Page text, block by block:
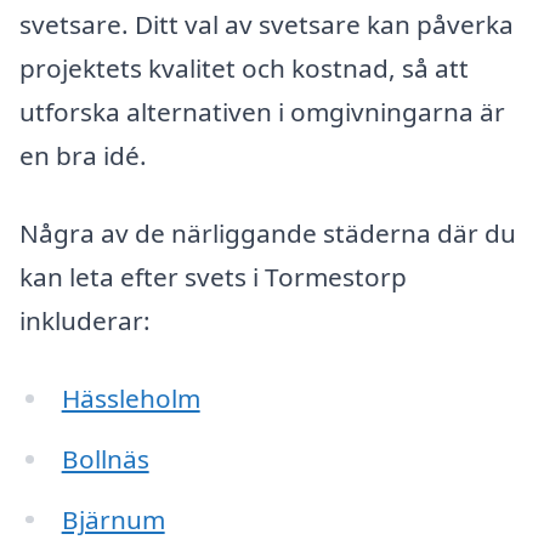
svetsare. Ditt val av svetsare kan påverka
projektets kvalitet och kostnad, så att
utforska alternativen i omgivningarna är
en bra idé.
Några av de närliggande städerna där du
kan leta efter svets i Tormestorp
inkluderar:
Hässleholm
Bollnäs
Bjärnum